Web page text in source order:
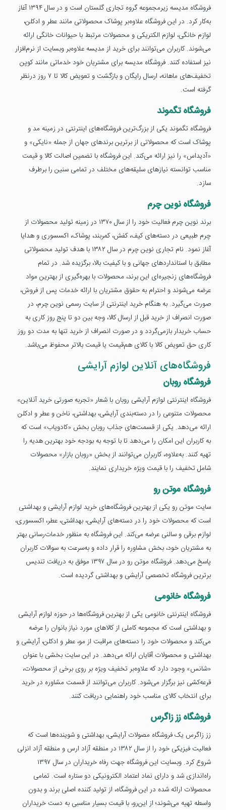
فروشگاه مدیسه زیرمجموعه گروه تجاری گلستان است و در سال ۱۳۹۴ آغاز
به‌کار کرد. در این فروشگاه علاوه‌بر پوشاک محصولاتی مانند عطر و ادکلن،
لوازم خانگی، لوازم الکتریکی و محصولات مرتبط با حیوانات خانگی ارائه
می‌شوند. کاربران می‌توانند برای خرید از مدیسه علاوه‌بر وبسایت از نرم‌افزار
نیز استفاده کنند. فروشگاه مدیسه برای مشتریان خود خدماتی مانند کوپن
تخفیف‌های ماهانه، ارسال رایگان و بازگشت و تعویض کالا تا ۷ روز درنظر
گرفته است.
فروشگاه تگموند
فروشگاه تگموند یکی از بزرگ‌ترین فروشگاه‌های اینترنتی در زمینه مد و
پوشاک است که محصولاتی از برترین برندهای جهان از جمله «نایکی» و
«آدیداس» را نیز ارائه می‌کند. این فروشگاه با تضمین اصالت کالا و قیمت
مناسب توانسته نیازهای سلیقه‌های مختلف در تمامی سنین را برطرف
سازد.
فروشگاه نوین چرم
برند نوین چرم فعالیت خود را از سال ۱۳۷۰ در زمینه تولید محصولات از
چرم طبیعی در دسته‌های کیف، کفش، کمربند، پوشاک، اکسسوری و هدایا
آغاز نمود. نام تجاری نوین چرم در سال ۱۳۸۲ با هدف تولید محصولاتی
مطابق با استانداردهای جهانی و با کیفیت بالا، برگزیده شد. در تمام
فروشگاه‌های زنجیره‌ای این برند، محصولات با بهره‌‌گیری از بهترین مواد
عرضه می‌شوند و احترام به حقوق مشتریان با ارائه خدمات پس از فروش،
صورت می‌گیرد. به هنگام خرید اینترنتی از سایت رسمی نوین چرم، در
صورت انصراف از خرید قبل از ارسال کالا، وجه بین دو تا پنج روز کاری به
حساب خریدار بازمی‌گردد و در صورت انصراف از خرید تنها به مدت دو روز
کاری حق تعویض کالا با کالای هم‌قیمت یا قیمت بالاتر محفوظ می‌باشد.
فروشگاه‌های آنلاین لوازم آرایشی
فروشگاه روبان
فروشگاه اینترنتی لوازم آرایشی روبان با شعار «تجربه صورتی خرید آنلاین»
محصولات متنوعی را در دسته‌بندی آرایشی، بهداشتی، ناخن و عطر و ادکلن
ارائه می‌دهد. یکی از قسمت‌های جذاب روبان بخش «کادویاب» است که
به کاربران این امکان را می‌دهد تا با توجه به بودجه خود بهترین هدیه را
تهیه کنند. به‌علاوه، کاربران می‌توانند از بخش «روبان بازار» محصولات
شامل تخفیف را با قیمت ویژه خریداری نمایند.
فروشگاه موتن رو
سایت موتن رو یکی از بهترین فروشگاه‌های خرید لوازم آرایشی و بهداشتی
است که محصولات خود را در دسته‌های آرایشی، بهداشتی، عطر، اکسسوری،
لوازم برقی و سالنی عرضه می‌کند. این فروشگاه به منظور خدمات‌رسانی بهتر
به مشتریان خود، بخش مشاوره را قرار داده و به‌سرعت به سوالات کاربران
پاسخ می‌دهد. فروشگاه موتن رو در سال ۱۳۹۷ موفق به دریافت تندیس
برترین فروشگاه تخصصی آرایشی و بهداشتی گردیده است.
فروشگاه خانومی
فروشگاه اینترنتی خانومی یکی از بهترین فروشگاه‌ها در حوزه لوازم آرایشی
و بهداشتی است که مجموعه کاملی از کالاهای مورد نیاز بانوان را عرضه
می‌کند و محصولات خود را دسته‌های مراقبت از مو، عطر و ادکلن، آرایشی و
بهداشتی و محصولات آقایان ارائه می‌دهد. در این سایت بخشی با عنوان
«شانس» وجود دارد که علاوه‌بر تخفیف ویژه بر روی برخی از محصولات،
قرعه‌کشی نیز برگزار می‌شود. کاربران می‌توانند از قسمت مشاوره در خرید
برای انتخاب کالای مناسب خود راهنمایی دریافت کنند.
فروشگاه زز زاگرس
زز زاگرس یک فروشگاه مصولات آرایشی، بهداشتی و شوینده‌ها است که
فعالیت فیزیکی خود را از سال ۱۳۸۲ در منطقه آزاد ارس و منطقه آزاد انزلی
شروع کرد. وبسایت این فروشگاه جهت رفاه خریداران در سال ۱۳۹۷
راه‌اندازی شد و دارای نماد اعتماد الکترونیکی دو ستاره است. تمامی
محصولات ارائه شده در این فروشگاه، از تولید کننده اصلی برند و بدون
واسطه تهیه می‌شوند؛ از این‌رو، با قیمت بسیار مناسبی به دست خریداران